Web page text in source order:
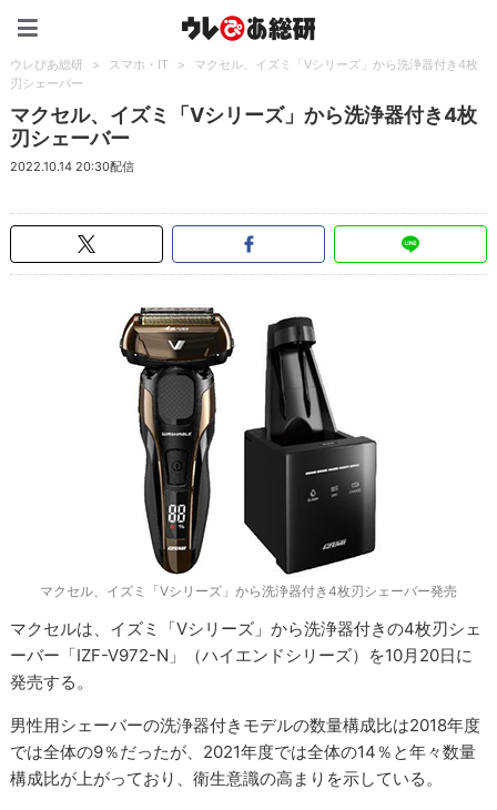
ウレぴあ総研 > スマホ・IT >
マクセル、イズミ「Vシリーズ」から洗浄器付き4枚
刃シェーバー
マクセル、イズミ「Vシリーズ」から洗浄器付き4枚
刃シェーバー
2022.10.14 20:30配信
マクセル、イズミ「Vシリーズ」から洗浄器付き4枚刃シェーバー発売
マクセルは、イズミ「Vシリーズ」から洗浄器付きの4枚刃シェ
ーバー「IZF-V972-N」（ハイエンドシリーズ）を10月20日に
発売する。
男性用シェーバーの洗浄器付きモデルの数量構成比は2018年度
では全体の9％だったが、2021年度では全体の14％と年々数量
構成比が上がっており、衛生意識の高まりを示している。